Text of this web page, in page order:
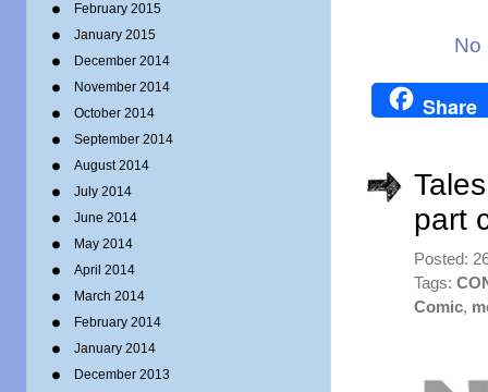
February 2015
January 2015
December 2014
November 2014
October 2014
September 2014
August 2014
July 2014
June 2014
May 2014
April 2014
March 2014
February 2014
January 2014
December 2013
No
Share
part
Posted:
Tags:
Comic,